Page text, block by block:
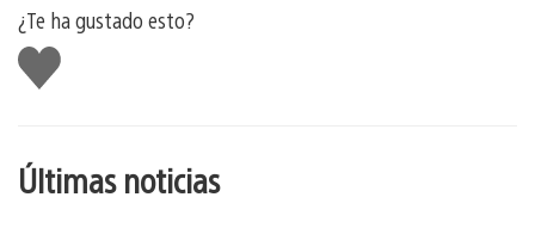
¿Te ha gustado esto?
Me
gusta
Últimas noticias